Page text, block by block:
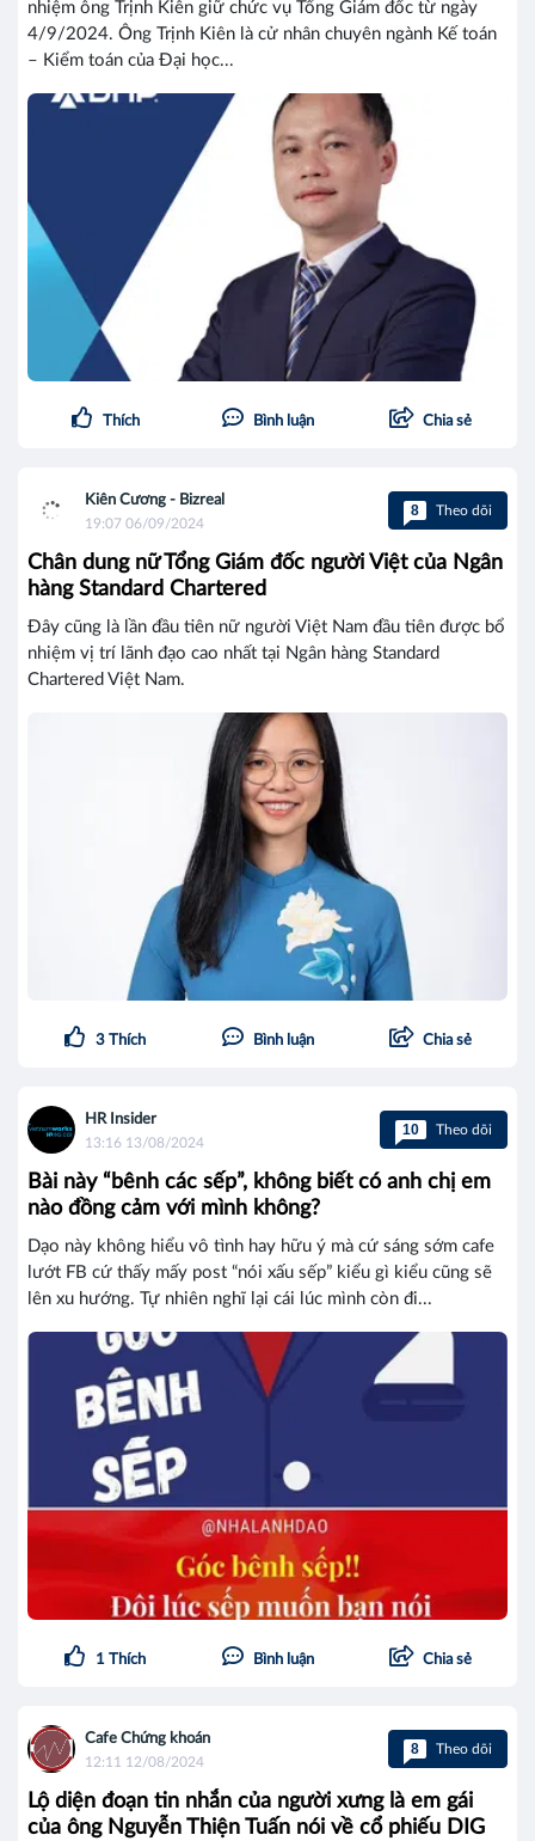
nhiệm ông Trịnh Kiên giữ chức vụ Tổng Giám đốc từ ngày
4/9/2024. Ông Trịnh Kiên là cử nhân chuyên ngành Kế toán
– Kiểm toán của Đại học...
Thích Bình luận Chia sẻ
Kiên Cương - Bizreal
19:07 06/09/2024
8 Theo dõi
Chân dung nữ Tổng Giám đốc người Việt của Ngân
hàng Standard Chartered
Đây cũng là lần đầu tiên nữ người Việt Nam đầu tiên được bổ
nhiệm vị trí lãnh đạo cao nhất tại Ngân hàng Standard
Chartered Việt Nam.
3 Thích Bình luận Chia sẻ
HR Insider
13:16 13/08/2024
10 Theo dõi
Bài này “bênh các sếp”, không biết có anh chị em
nào đồng cảm với mình không?
Dạo này không hiểu vô tình hay hữu ý mà cứ sáng sớm cafe
lướt FB cứ thấy mấy post “nói xấu sếp” kiểu gì kiểu cũng sẽ
lên xu hướng. Tự nhiên nghĩ lại cái lúc mình còn đi...
1 Thích Bình luận Chia sẻ
Cafe Chứng khoán
12:11 12/08/2024
8 Theo dõi
Lộ diện đoạn tin nhắn của người xưng là em gái
của ông Nguyễn Thiện Tuấn nói về cổ phiếu DIG